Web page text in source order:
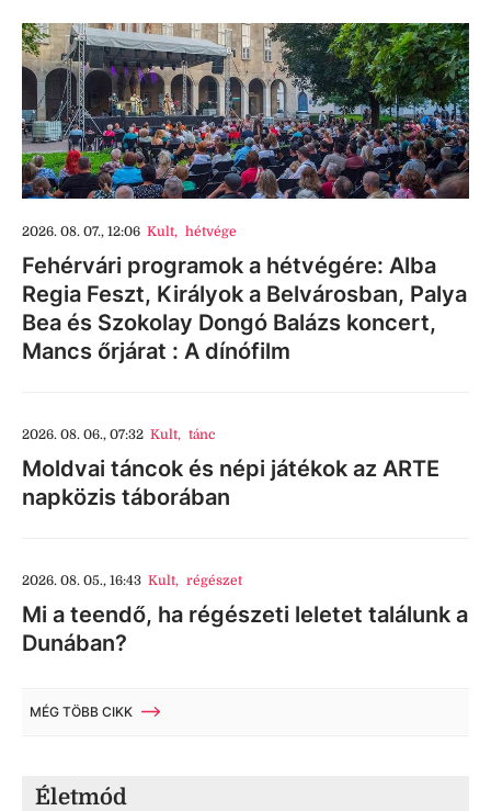
2026. 08. 07., 12:06 Kult, hétvége
Fehérvári programok a hétvégére: Alba
Regia Feszt, Királyok a Belvárosban, Palya
Bea és Szokolay Dongó Balázs koncert,
Mancs őrjárat : A dínófilm
2026. 08. 06., 07:32 Kult, tánc
Moldvai táncok és népi játékok az ARTE
napközis táborában
2026. 08. 05., 16:43 Kult, régészet
Mi a teendő, ha régészeti leletet találunk a
Dunában?
MÉG TÖBB CIKK
Életmód